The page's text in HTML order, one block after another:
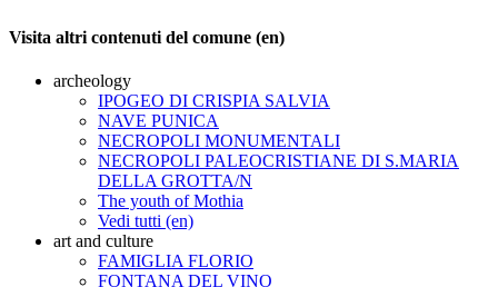
Visita altri contenuti del comune (en)
archeology
IPOGEO DI CRISPIA SALVIA
NAVE PUNICA
NECROPOLI MONUMENTALI
NECROPOLI PALEOCRISTIANE DI S.MARIA
DELLA GROTTA/N
The youth of Mothia
Vedi tutti (en)
art and culture
FAMIGLIA FLORIO
FONTANA DEL VINO